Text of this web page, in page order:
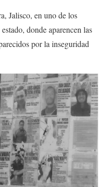
Jalisco, en uno de los
donde aparencen las
por la inseguridad